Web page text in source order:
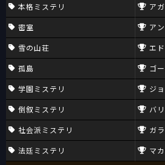
本格ミステリ
密室
雪の山荘
孤島
学園ミステリ
倒叙ミステリ
社会派ミステリ
法廷ミステリ
ア
ア
エ
ゴ
ジ
バ
ガ
マ